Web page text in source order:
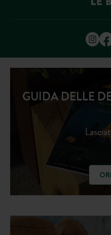
GUIDA DELLE